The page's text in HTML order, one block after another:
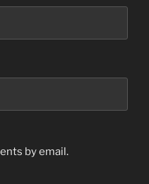
by email.